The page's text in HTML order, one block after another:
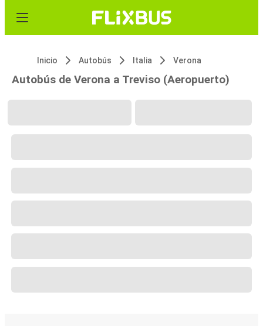
Inicio Autobús Italia Verona
Autobús de Verona a Treviso (Aeropuerto)